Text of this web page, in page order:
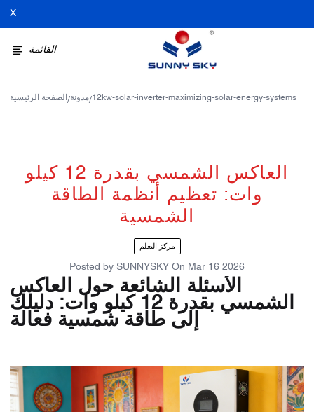
X
القائمة
الصفحة الرئيسية /مدونة/12kw-solar-inverter-maximizing-solar-energy-systems
العاكس الشمسي بقدرة 12 كيلو
وات: تعظيم أنظمة الطاقة
الشمسية
مركز التعلم
Posted by SUNNYSKY On Mar 16 2026
الأسئلة الشائعة حول العاكس
الشمسي بقدرة 12 كيلو وات: دليلك
إلى طاقة شمسية فعالة